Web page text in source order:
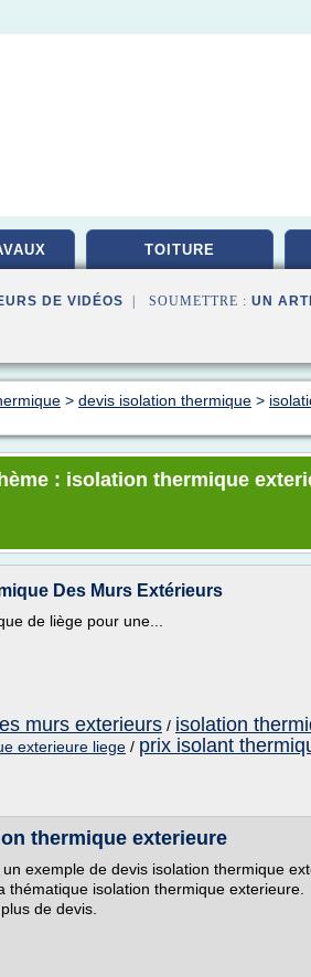
TOITURE
DE VIDÉOS | SOUMETTRE : UN
> devis isolation thermique >
: isolation thermique
Des Murs Extérieurs
de liège pour une...
murs exterieurs / isolation
exterieure liege / prix isolant
thermique exterieure
exemple de devis isolation thermique
isolation thermique exterieure.
de devis.